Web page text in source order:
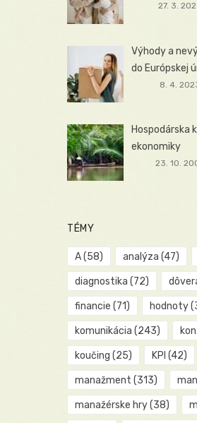
27. 3.
Výhody a
do Európskej
8. 4.
Hospodárska
ekonomiky
23. 10.
TÉMY
A(58) analýza (47)
diagnostika (72)
financie (71) hodnoty
komunikácia (243)
koučing (25) KPI (42)
manažment (313)
manažérske hry(38)